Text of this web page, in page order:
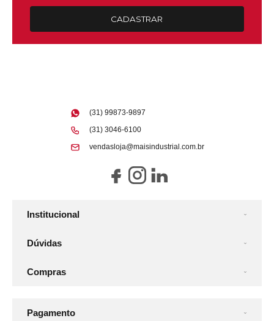
CADASTRAR
Institucional
Dúvidas
Compras
(31) 99873-9897
(31) 3046-6100
vendasloja@maisindustrial.com.br
Pagamento